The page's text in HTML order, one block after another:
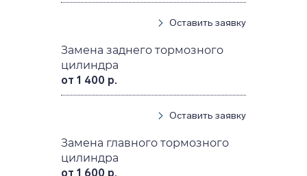
Оставить заявку
Замена заднего тормозного
цилиндра
от 1 400 р.
Оставить заявку
Замена главного тормозного
цилиндра
от 1 600 р.